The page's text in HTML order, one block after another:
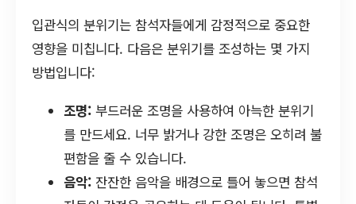
입관식의 분위기는 참석자들에게 감정적으로 중요한
영향을 미칩니다. 다음은 분위기를 조성하는 몇 가지
방법입니다:
조명: 부드러운 조명을 사용하여 아늑한 분위기
를 만드세요. 너무 밝거나 강한 조명은 오히려 불
편함을 줄 수 있습니다.
음악: 잔잔한 음악을 배경으로 틀어 놓으면 참석